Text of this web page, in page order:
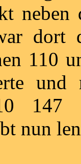
dort
110
und
147
nun